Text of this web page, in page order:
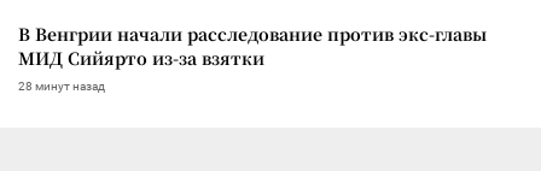
В Венгрии начали расследование против экс-главы
МИД Сийярто из-за взятки
28 минут назад